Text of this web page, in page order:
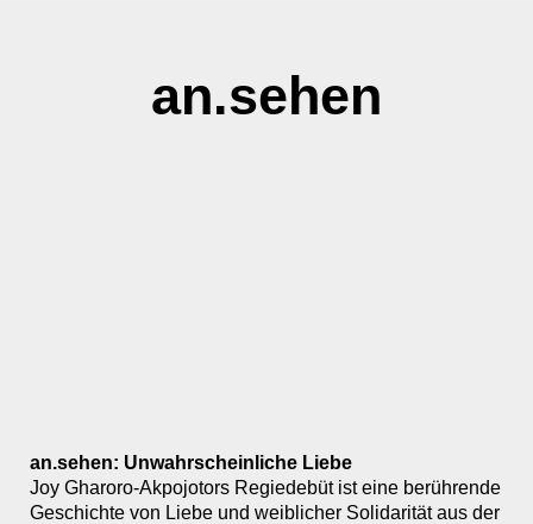
an.sehen
an.sehen: Unwahrscheinliche Liebe
Joy Gharoro-Akpojotors Regiedebüt ist eine berührende
Geschichte von Liebe und weiblicher Solidarität aus der